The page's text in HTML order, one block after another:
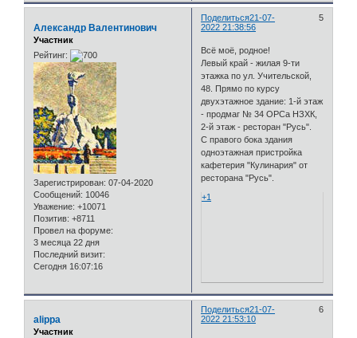
Поделиться 5
21-07-
2022 21:38:56
Александр Валентинович
Участник
Рейтинг:
Зарегистрирован: 07-04-2020
Сообщений: 10046
Уважение: +10071
Позитив: +8711
Провел на форуме:
3 месяца 22 дня
Последний визит:
Сегодня 16:07:16
Всё моё, родное!
Левый край - жилая 9-ти
этажка по ул. Учительской,
48. Прямо по курсу
двухэтажное здание: 1-й этаж
- продмаг № 34 ОРСа НЗХК,
2-й этаж - ресторан "Русь".
С правого бока здания
одноэтажная пристройка
кафетерия "Кулинария" от
ресторана "Русь".
+1
Поделиться 6
21-07-
2022 21:53:10
alippa
Участник